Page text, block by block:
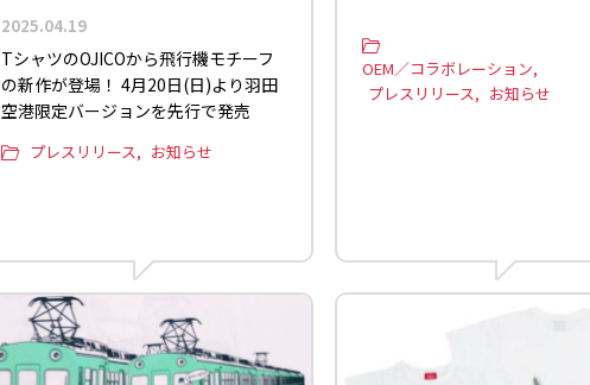
2025.04.19
TシャツのOJICOから飛行機モチーフ
の新作が登場！ 4月20日(日)より羽田
空港限定バージョンを先行で発売
プレスリリース お知らせ
OEM／コラボレーション
プレスリリース
お知らせ